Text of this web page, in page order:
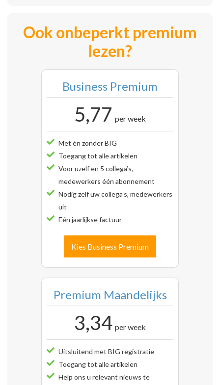
Ook onbeperkt premium
lezen?
Business Premium
5,77 per week
Met én zonder BIG
Toegang tot alle artikelen
Voor uzelf en 5 collega’s,
medewerkers één abonnement
Nodig zelf uw collega’s, medewerkers
uit
Eén jaarlijkse factuur
Kies Business Premium
Premium Maandelijks
3,34 per week
Uitsluitend met BIG registratie
Toegang tot alle artikelen
Help ons u relevant nieuws te